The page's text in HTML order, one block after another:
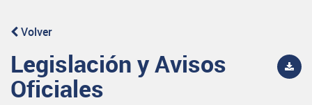
Volver
Legislación y Avisos
Oficiales